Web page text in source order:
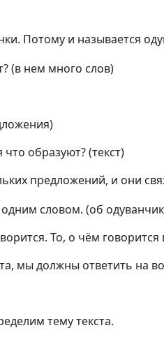
Потому и называется
(в нем много слов)
образуют? (текст)
предложений, и они
словом. (об
То, о чём говорится
мы должны ответить на
тему текста.